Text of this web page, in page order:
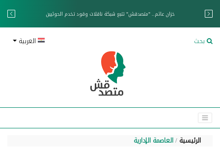
خزان عائم.. "متصدقش" تتبع شبكة ناقلات وقود تخدم الحوثيين
بحث العربية
الرئيسية العاصمة الإدارية